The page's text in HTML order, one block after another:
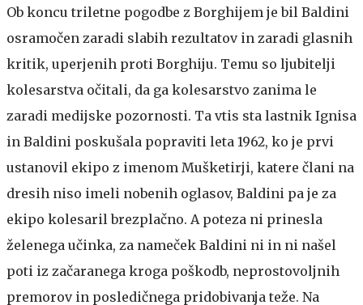
Ob koncu triletne pogodbe z Borghijem je bil Baldini
osramočen zaradi slabih rezultatov in zaradi glasnih
kritik, uperjenih proti Borghiju. Temu so ljubitelji
kolesarstva očitali, da ga kolesarstvo zanima le
zaradi medijske pozornosti. Ta vtis sta lastnik Ignisa
in Baldini poskušala popraviti leta 1962, ko je prvi
ustanovil ekipo z imenom Mušketirji, katere člani na
dresih niso imeli nobenih oglasov, Baldini pa je za
ekipo kolesaril brezplačno. A poteza ni prinesla
želenega učinka, za nameček Baldini ni in ni našel
poti iz začaranega kroga poškodb, neprostovoljnih
premorov in posledičnega pridobivanja teže. Na